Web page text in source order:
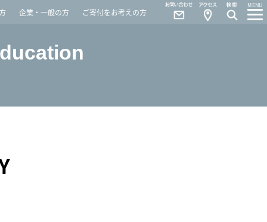
企業・一般の方 ご寄付をお考えの方
MENU
Access
Contact